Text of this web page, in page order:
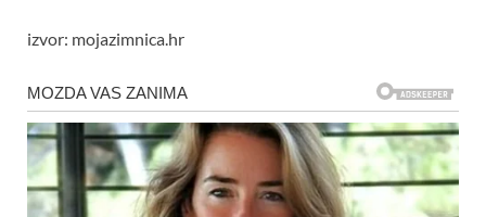
izvor: mojazimnica.hr